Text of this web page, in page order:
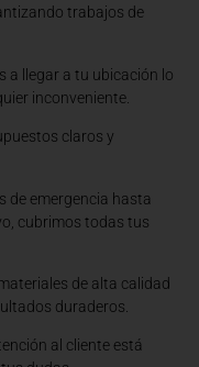
trabajos de
a llegar a tu ubicación lo
inconveniente.
claros y
de emergencia hasta
cubrimos todas tus
de alta calidad
duraderos.
al cliente está